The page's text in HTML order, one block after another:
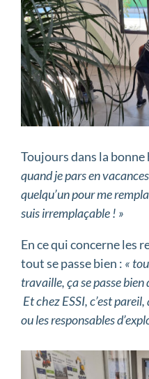
Toujours dans la
quand je pars en
quelqu’un pour me
suis irremplaçable ! »
En ce qui concerne les
tout se passe bien : «
travaille, ça se passe
Et chez ESSI, c’est
ou les responsables